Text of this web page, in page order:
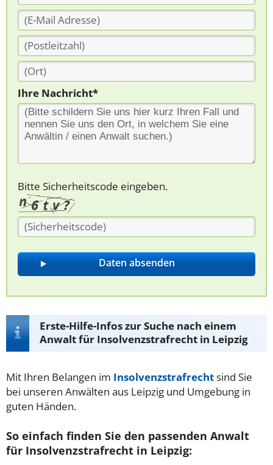
Ihre Nachricht*
Bitte Sicherheitscode eingeben.
Erste-Hilfe-Infos zur Suche nach einem
Anwalt für Insolvenzstrafrecht in Leipzig
Mit Ihren Belangen im Insolvenzstrafrechtsind Sie
bei unseren Anwälten aus Leipzig und Umgebung in
guten Händen.
So einfach finden Sie den passenden Anwalt
für Insolvenzstrafrecht in Leipzig: